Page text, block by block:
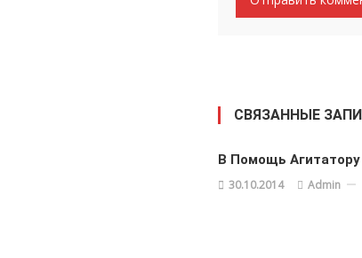
СВЯЗАННЫЕ
В Помощь Агитатору
30.10.2014 Admin